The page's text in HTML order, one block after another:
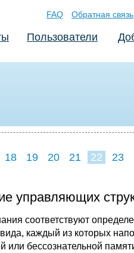
FAQ Обратная связь
Пользователи
18 19 20 21 22 23
управляющих
соответствуют
каждый из которых
или бессознательной